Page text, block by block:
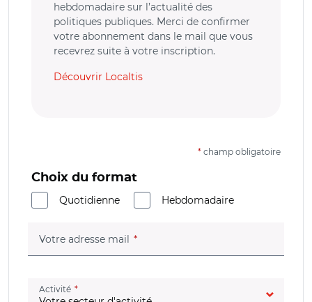
hebdomadaire sur l’actualité des
politiques publiques. Merci de confirmer
votre abonnement dans le mail que vous
recevrez suite à votre inscription.
Découvrir Localtis
* champ obligatoire
Choix du format
Quotidienne
Hebdomadaire
Votre adresse mail (champ obligatoire)
Activité (champ obligatoire)